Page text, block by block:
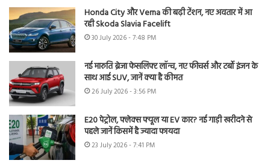
Honda City और Verna की बढ़ी टेंशन, नए अवतार में आ
रही Skoda Slavia Facelift
30 July 2026 - 7:48 PM
नई मारुति ब्रेजा फेसलिफ्ट लॉन्च, नए फीचर्स और टर्बो इंजन के
साथ आई SUV, जानें क्या है कीमत
26 July 2026 - 3:56 PM
E20 पेट्रोल, फ्लेक्स फ्यूल या EV कार? नई गाड़ी खरीदने से
पहले जानें किसमें है ज्यादा फायदा
23 July 2026 - 7:41 PM